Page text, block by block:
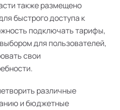
также размещено
быстрого доступа к
подключать тарифы,
для пользователей,
свои
различные
и бюджетные